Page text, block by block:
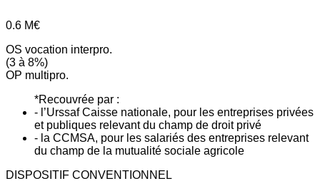
0.6 M€
OS vocation interpro.
(3 à 8%)
OP multipro.
*Recouvrée par :
- l’Urssaf Caisse nationale, pour les entreprises privées
et publiques relevant du champ de droit privé
- la CCMSA, pour les salariés des entreprises relevant
du champ de la mutualité sociale agricole
DISPOSITIF CONVENTIONNEL